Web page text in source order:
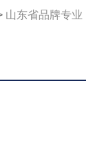
山东省品牌专业